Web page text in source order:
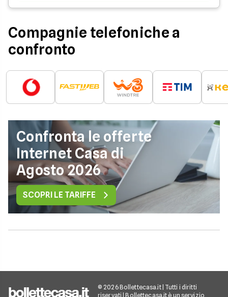
Compagnie telefoniche a
confronto
Confronta le offerte
Internet Casa di
Agosto 2026
SCOPRI LE TARIFFE
© 2026 Bollettecasa.it | Tutti i diritti
riservati | Bollettecasa.it è un servizio